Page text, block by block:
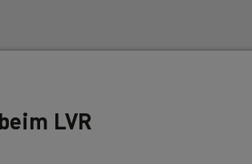
LVR